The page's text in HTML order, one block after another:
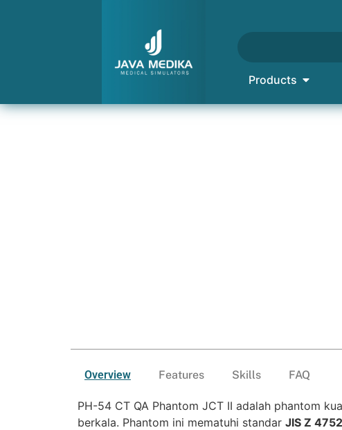
Products
Overview Features Skills FAQ
PH-54 CT QA Phantom JCT II adalah phantom
berkala. Phantom ini mematuhi standar JIS Z